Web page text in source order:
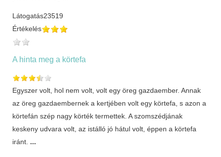
Látogatás23519
Értékelés
A hinta meg a körtefa
Egyszer volt, hol nem volt, volt egy öreg gazdaember. Annak
az öreg gazdaembernek a kertjében volt egy körtefa, s azon a
körtefán szép nagy körték termettek. A szomszédjának
keskeny udvara volt, az istálló jó hátul volt, éppen a körtefa
iránt. ...